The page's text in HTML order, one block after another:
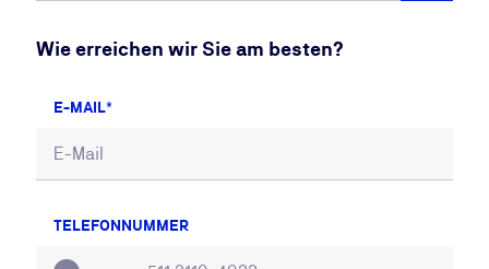
Wie erreichen wir Sie am besten?
E-MAIL
TELEFONNUMMER